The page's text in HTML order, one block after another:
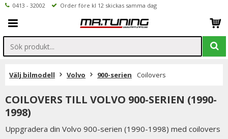
0413 - 32002 Order före kl 12 skickas samma dag
Välj bilmodell Volvo 900-serien Coilovers
COILOVERS TILL VOLVO 900-SERIEN (1990-
1998)
Uppgradera din Volvo 900-serien (1990-1998) med coilovers